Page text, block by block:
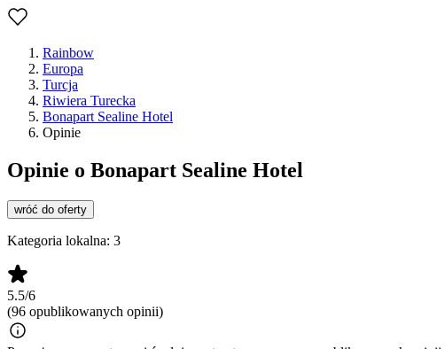
Rainbow
Europa
Turcja
Riwiera Turecka
Bonapart Sealine Hotel
Opinie
Opinie o Bonapart Sealine Hotel
wróć do oferty
Kategoria lokalna: 3
5.5/6
(96 opublikowanych opinii)